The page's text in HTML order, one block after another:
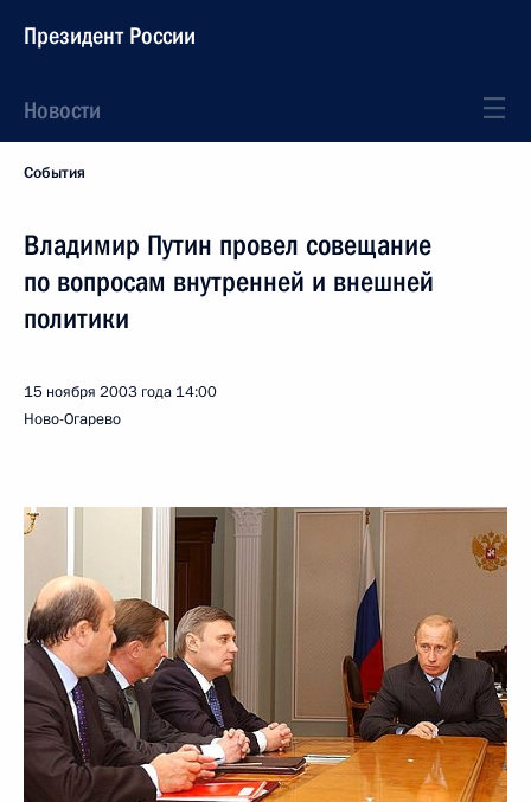
Президент России
Новости
События
Владимир Путин провел совещание
по вопросам внутренней и внешней
политики
15 ноября 2003 года 14:00
Ново-Огарево